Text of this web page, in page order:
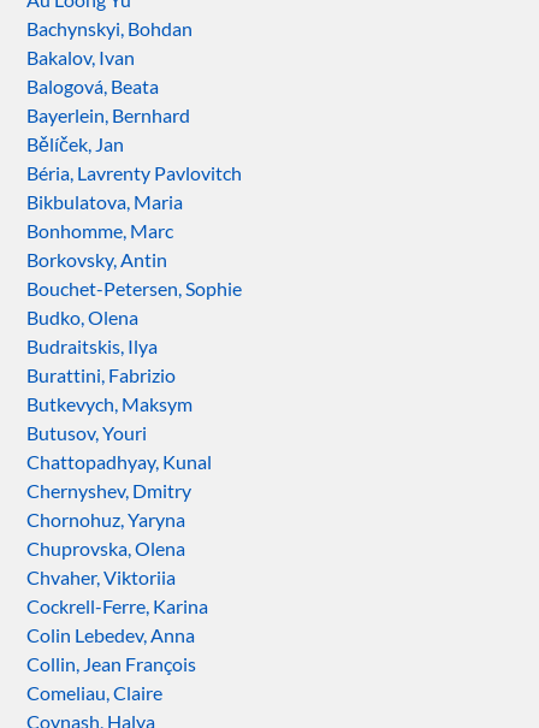
Bachynskyi, Bohdan
Bakalov, Ivan
Balogová, Beata
Bayerlein, Bernhard
Bělíček, Jan
Béria, Lavrenty Pavlovitch
Bikbulatova, Maria
Bonhomme, Marc
Borkovsky, Antin
Bouchet-Petersen, Sophie
Budko, Olena
Budraitskis, Ilya
Burattini, Fabrizio
Butkevych, Maksym
Butusov, Youri
Chattopadhyay, Kunal
Chernyshev, Dmitry
Chornohuz, Yaryna
Chuprovska, Olena
Chvaher, Viktoriia
Cockrell-Ferre, Karina
Colin Lebedev, Anna
Collin, Jean François
Comeliau, Claire
Coynash, Halya